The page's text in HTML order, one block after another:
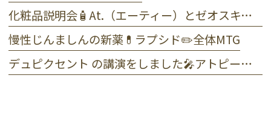
化粧品説明会🧴At.（エーティー）とゼオスキンヘルス
慢性じんましんの新薬💊ラプシド✏️全体MTG
デュピクセント の講演をしました🎤アトピー性皮膚炎